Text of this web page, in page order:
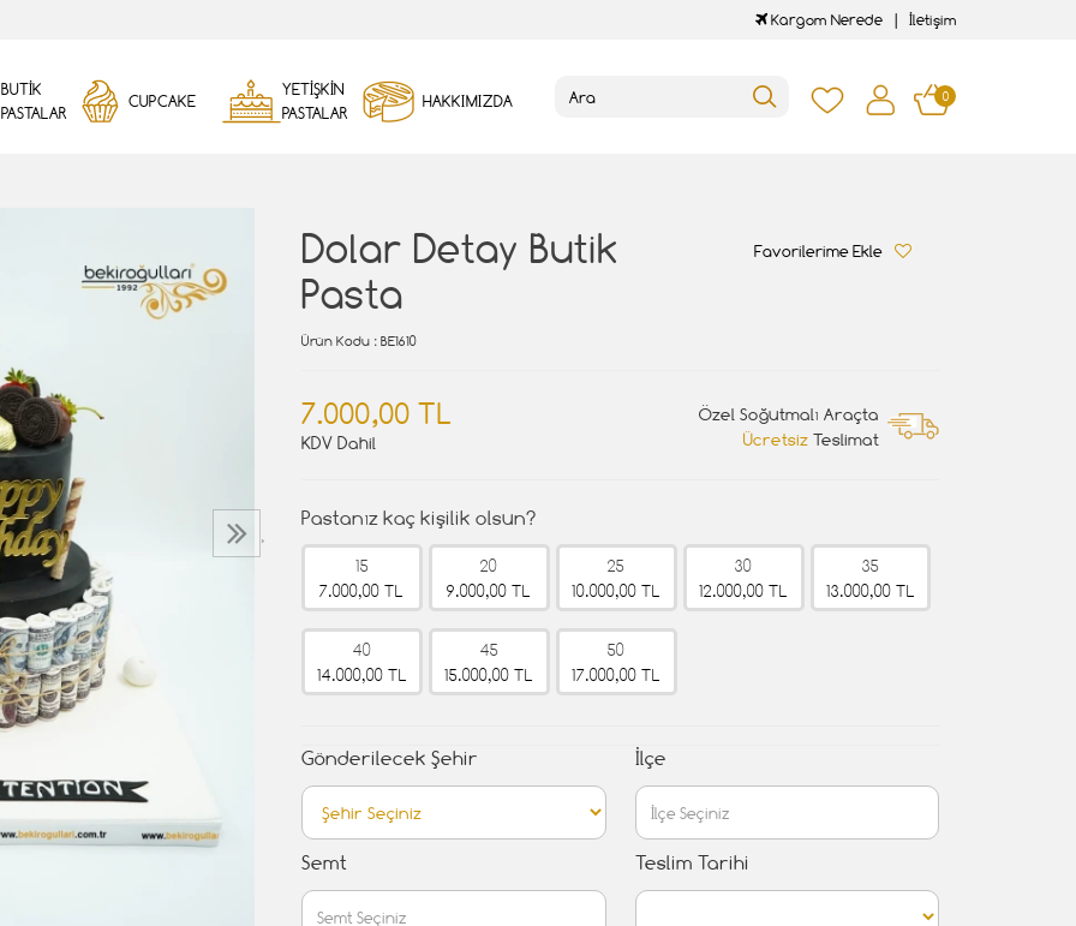
Kargom Nerede İletişim
BUTİK
PASTALAR
CUPCAKE
YETİŞKİN
PASTALAR
HAKKIMIZDA 0
›
Dolar Detay Butik
Pasta
Favorilerime Ekle
Ürün Kodu : BE1610
7.000,00 TL
KDV Dahil
Özel Soğutmalı Araçta
Ücretsiz Teslimat
Pastanız kaç kişilik olsun?
15
7.000,00 TL
20
9.000,00 TL
25
10.000,00 TL
30
12.000,00 TL
35
13.000,00 TL
40
14.000,00 TL
45
15.000,00 TL
50
17.000,00 TL
Gönderilecek Şehir İlçe
Semt Teslim Tarihi